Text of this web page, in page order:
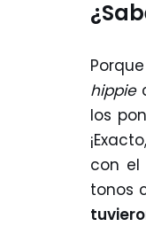
hippie
los
con el
tonos